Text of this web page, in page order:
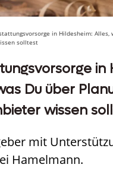
in Hildesheim: Alles,
solltest
in
Du über
wissen
mit
Hamelmann.